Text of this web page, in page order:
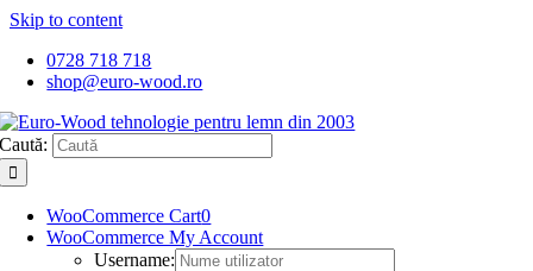
Skip to content
0728 718 718
shop@euro-wood.ro
Caută:
WooCommerce Cart0
WooCommerce My Account
Username: